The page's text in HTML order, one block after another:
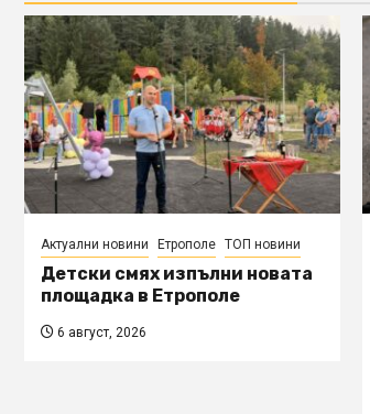
Актуални новини Етрополе ТОП новини
Детски смях изпълни новата
площадка в Етрополе
6 август, 2026